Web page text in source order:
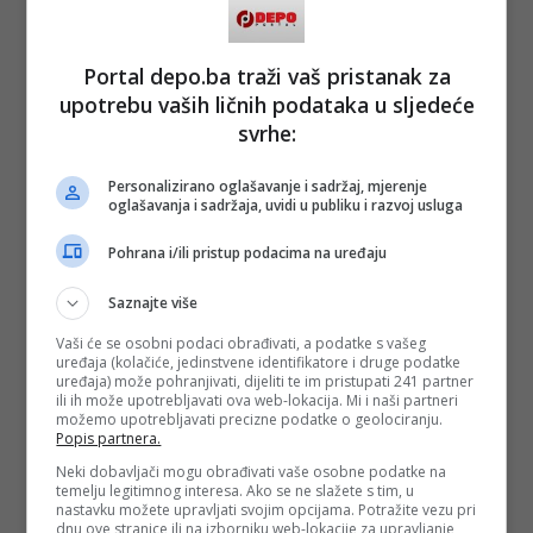
Generation Udruženja filmskih kritičara Los Angelesa i
nagradu Udruženja filmskih kritičara New Yorka za najbolju
globus i BAFTA filmsku nagradu za najbolju glumicu.
Pored toga, Emily Watson bila je nominirana 2019. s
HBO/Sky mini-serijom „Černobil“ za Emmy i Zlatni globus.
augusta 2026. godine.
Willem Dafoe (2025), Stellan Skarsgård (2025), Ray
Winstone (2025), Paolo Sorrentino (2025), Meg Ryan
(2024), Alexander Payne (2024), John Turturro (2024),
Cousins (2023), Lynne Ramsay (2023), Charlie Kaufman
(2023), Jesse Eisenberg (2022), Ruben Östlund (2022),
Sergei Loznitsa (2022), Paul Joseph Schrader (2022), Wim
Wenders (2021), Michel Franco (2020), Mads Mikkelsen
(2020), Tim Roth (2019), Isabelle Huppert (2019), Alejandro
González Iñárritu (2019), Paweł Pawlikowski (2019), Nijaz
Hastor (2018), Nuri Bilge Ceylan (2018), Oliver Stone
(2017), John Cleese (2017), Wolfgang Amadeus Brülhart
(2016), Stephen Frears (2016), Robert De Niro (Lifetime
Portal depo.ba traži vaš pristanak za
upotrebu vaših ličnih podataka u sljedeće
svrhe:
Personalizirano oglašavanje i sadržaj, mjerenje
oglašavanja i sadržaja, uvidi u publiku i razvoj usluga
Pohrana i/ili pristup podacima na uređaju
Saznajte više
Vaši će se osobni podaci obrađivati, a podatke s vašeg
uređaja (kolačiće, jedinstvene identifikatore i druge podatke
uređaja) može pohranjivati, dijeliti te im pristupati 241 partner
ili ih može upotrebljavati ova web-lokacija. Mi i naši partneri
možemo upotrebljavati precizne podatke o geolociranju.
Popis partnera.
Neki dobavljači mogu obrađivati vaše osobne podatke na
temelju legitimnog interesa. Ako se ne slažete s tim, u
nastavku možete upravljati svojim opcijama. Potražite vezu pri
dnu ove stranice ili na izborniku web-lokacije za upravljanje